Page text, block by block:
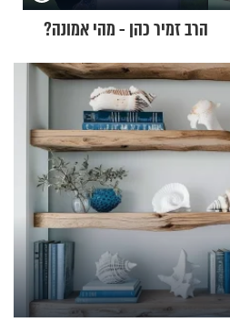
הרב זמיר כהן - מהי אמונה?